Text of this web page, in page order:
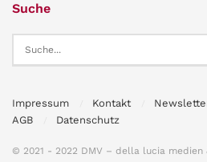
Suche
Impressum Kontakt
AGB
Datenschutz
© 2021 - 2022 DMV – della lucia medien